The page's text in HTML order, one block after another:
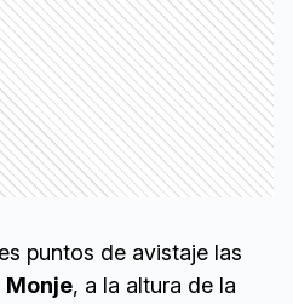
puntos de avistaje las
Monje, a la altura de la